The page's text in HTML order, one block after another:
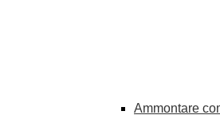
Ammontare